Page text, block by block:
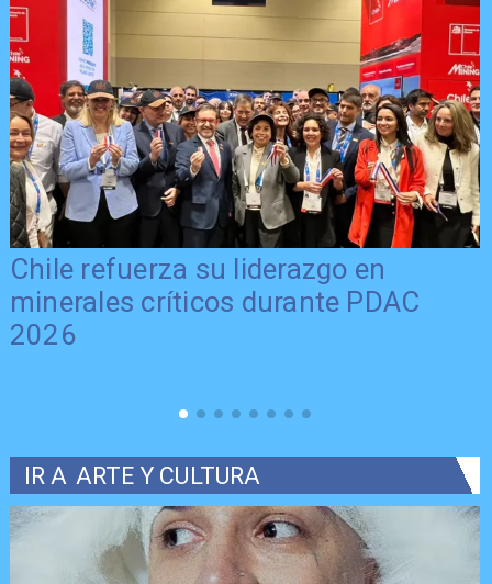
Chile refuerza su liderazgo en
minerales críticos durante PDAC
2026
IR A ARTE Y CULTURA